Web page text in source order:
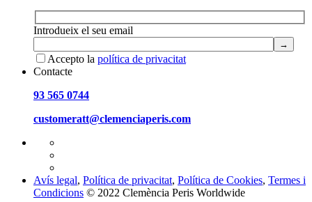
Introdueix el seu email
Accepto la política de privacitat
Contacte
93 565 0744
customeratt@clemenciaperis.com
Avís legal, Política de privacitat, Política de Cookies, Termes i
Condicions © 2022 Clemència Peris Worldwide